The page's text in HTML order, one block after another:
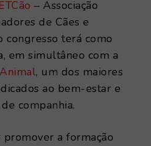
– Associação
de Cães e
congresso terá como
em simultâneo com a
, um dos maiores
ao bem-estar e
companhia.
a formação